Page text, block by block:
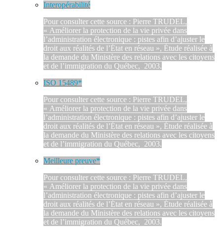
Interopérabilité
Pour consulter cette source : Pierre TRUDEL,
« Améliorer la protection de la vie privée dans
l’administration électronique : pistes afin d’ajuster le
droit aux réalités de l’État en réseau », Étude réalisée à
la demande du Ministère des relations avec les citoyens
et de l’immigration du Québec, 2003.
ISO 15489*
Pour consulter cette source : Pierre TRUDEL,
« Améliorer la protection de la vie privée dans
l’administration électronique : pistes afin d’ajuster le
droit aux réalités de l’État en réseau », Étude réalisée à
la demande du Ministère des relations avec les citoyens
et de l’immigration du Québec, 2003.
Meilleure preuve*
Pour consulter cette source : Pierre TRUDEL,
« Améliorer la protection de la vie privée dans
l’administration électronique : pistes afin d’ajuster le
droit aux réalités de l’État en réseau », Étude réalisée à
la demande du Ministère des relations avec les citoyens
et de l’immigration du Québec, 2003.